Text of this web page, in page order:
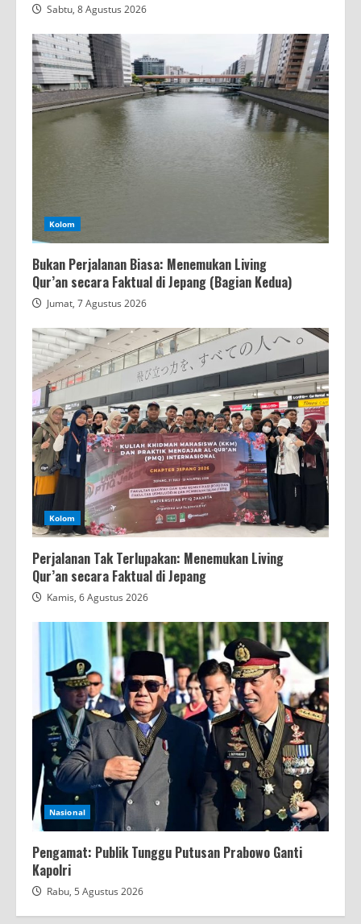
Sabtu, 8 Agustus 2026
Kolom
Bukan Perjalanan Biasa: Menemukan Living
Qur’an secara Faktual di Jepang (Bagian Kedua)
Jumat, 7 Agustus 2026
Kolom
Perjalanan Tak Terlupakan: Menemukan Living
Qur’an secara Faktual di Jepang
Kamis, 6 Agustus 2026
Nasional
Pengamat: Publik Tunggu Putusan Prabowo Ganti
Kapolri
Rabu, 5 Agustus 2026